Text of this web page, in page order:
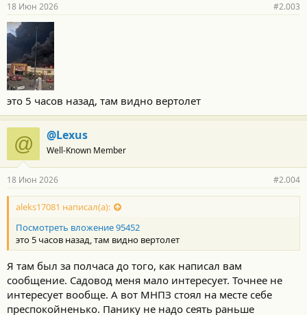
18 Июн 2026 #2.003
это 5 часов назад, там видно вертолет
@ @Lexus
Well-Known Member
18 Июн 2026 #2.004
aleks17081 написал(а):
Посмотреть вложение 95452
это 5 часов назад, там видно вертолет
Я там был за полчаса до того, как написал вам
сообщение. Садовод меня мало интересует. Точнее не
интересует вообще. А вот МНПЗ стоял на месте себе
преспокойненько. Панику не надо сеять раньше